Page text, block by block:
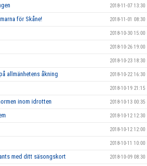
2018-11-07 13:30
för Skåne! 2018-11-01 08:30
2018-10-30 15:00
2018-10-26 19:00
2018-10-23 18:30
allmänhetens åkning 2018-10-22 16:30
2018-10-19 21:15
inom idrotten 2018-10-13 00:35
2018-10-12 12:30
2018-10-12 12:00
2018-10-11 10:00
med ditt säsongskort 2018-10-09 08:30